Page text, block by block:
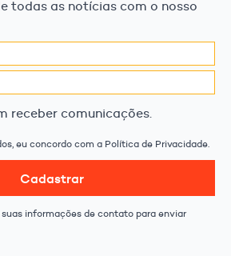
todas as notícias com o nosso
receber comunicações.
eu concordo com a Política de Privacidade.
Cadastrar
informações de contato para enviar